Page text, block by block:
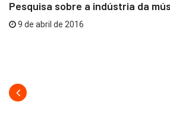
Pesquisa sobre a indústria da
9 de abril de 2016